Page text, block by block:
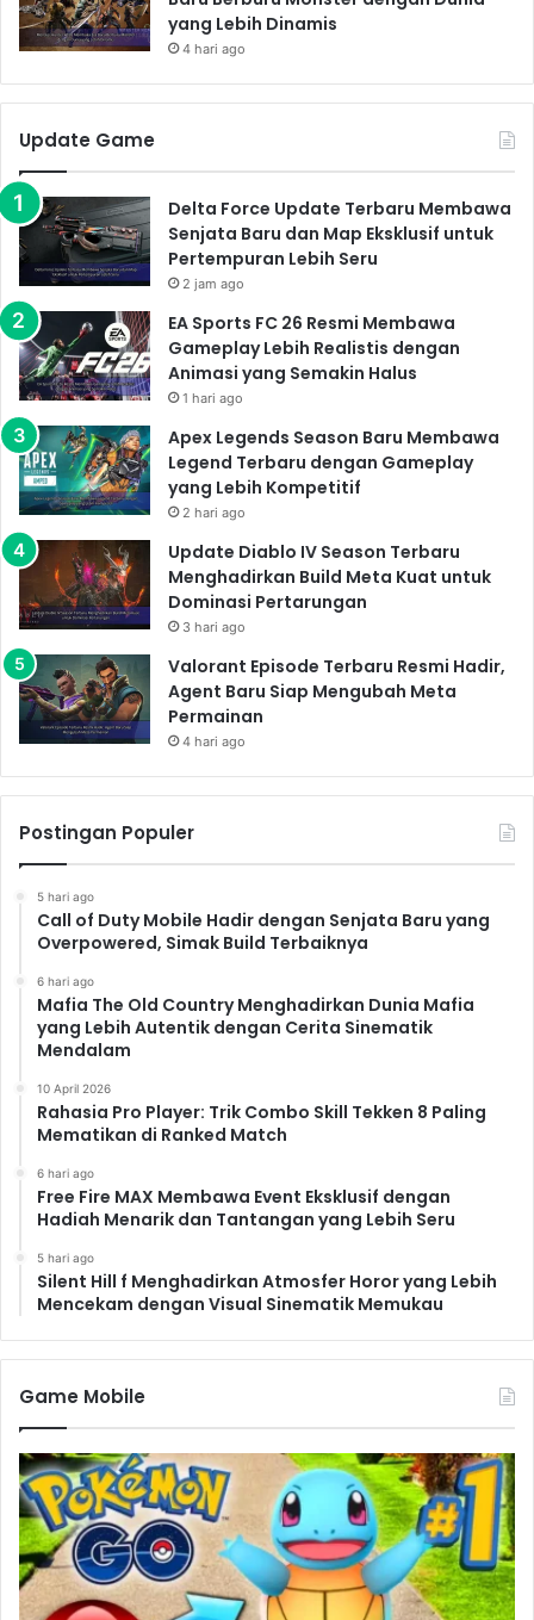
yang Lebih Dinamis
4 hari ago
Update Game
Delta Force Update Terbaru Membawa
Senjata Baru dan Map Eksklusif untuk
Pertempuran Lebih Seru
2 jam ago
EA Sports FC 26 Resmi Membawa
Gameplay Lebih Realistis dengan
Animasi yang Semakin Halus
1 hari ago
Apex Legends Season Baru Membawa
Legend Terbaru dengan Gameplay
yang Lebih Kompetitif
2 hari ago
Update Diablo IV Season Terbaru
Menghadirkan Build Meta Kuat untuk
Dominasi Pertarungan
3 hari ago
Valorant Episode Terbaru Resmi Hadir,
Agent Baru Siap Mengubah Meta
Permainan
4 hari ago
Postingan Populer
5 hari ago
Call of Duty Mobile Hadir dengan Senjata Baru yang
Overpowered, Simak Build Terbaiknya
6 hari ago
Mafia The Old Country Menghadirkan Dunia Mafia
yang Lebih Autentik dengan Cerita Sinematik
Mendalam
10 April 2026
Rahasia Pro Player: Trik Combo Skill Tekken 8 Paling
Mematikan di Ranked Match
6 hari ago
Free Fire MAX Membawa Event Eksklusif dengan
Hadiah Menarik dan Tantangan yang Lebih Seru
5 hari ago
Silent Hill f Menghadirkan Atmosfer Horor yang Lebih
Mencekam dengan Visual Sinematik Memukau
Game Mobile